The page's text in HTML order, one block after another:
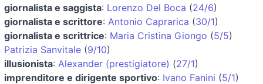
giornalista e saggista: Lorenzo Del Boca (24/6)
giornalista e scrittore: Antonio Caprarica (30/1)
giornalista e scrittrice: Maria Cristina Giongo (5/5)
Patrizia Sanvitale (9/10)
illusionista: Alexander (prestigiatore) (27/1)
imprenditore e dirigente sportivo: Ivano Fanini (5/1)